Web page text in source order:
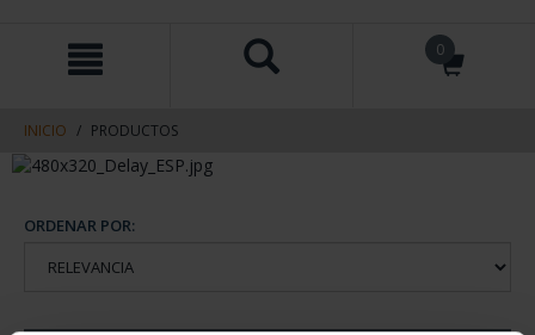
contenido
navegacin
0
INICIO PRODUCTOS
ORDENAR POR: